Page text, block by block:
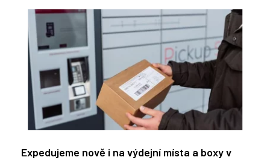
Expedujeme nově i na výdejní místa a boxy v